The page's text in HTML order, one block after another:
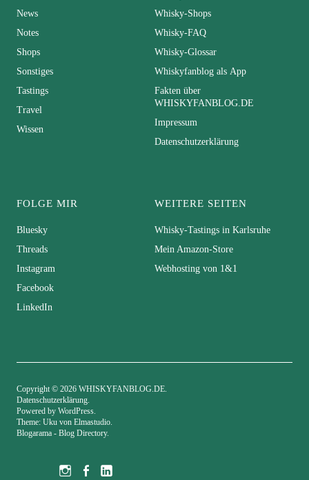
News
Notes
Shops
Sonstiges
Tastings
Travel
Wissen
Whisky-Shops
Whisky-FAQ
Whisky-Glossar
Whiskyfanblog als App
Fakten über
WHISKYFANBLOG.DE
Impressum
Datenschutzerklärung
FOLGE MIR
Bluesky
Threads
Instagram
Facebook
LinkedIn
WEITERE SEITEN
Whisky-Tastings in Karlsruhe
Mein Amazon-Store
Webhosting von 1&1
Copyright © 2026 WHISKYFANBLOG.DE
Datenschutzerklärung
Powered by WordPress
Theme: Uku von Elmastudio
Blogarama - Blog Directory